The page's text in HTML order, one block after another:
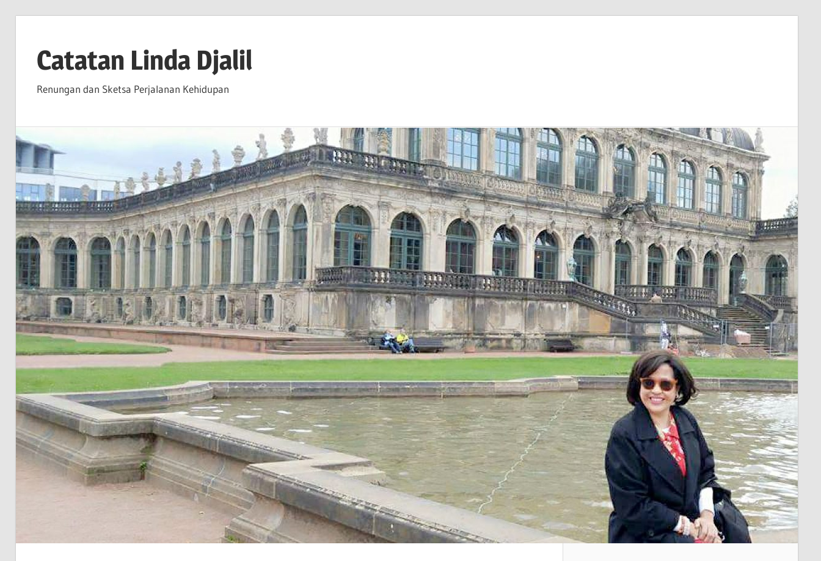
contentCatatan Linda Djalil
Renungan dan Sketsa Perjalanan Kehidupan